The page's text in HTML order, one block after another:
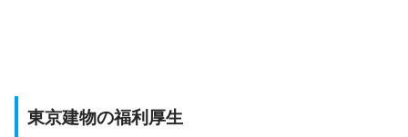
東京建物の福利厚生